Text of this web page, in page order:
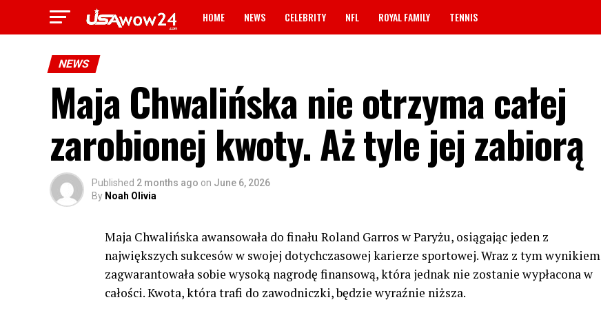
HOME NEWS CELEBRITY NFL ROYAL FAMILY TENNIS
NEWS
Maja Chwalińska nie otrzyma całej
zarobionej kwoty. Aż tyle jej zabiorą
Published 2 months ago on June 6, 2026
By Noah Olivia
Maja Chwalińska awansowała do finału Roland Garros w Paryżu, osiągając jeden z
największych sukcesów w swojej dotychczasowej karierze sportowej. Wraz z tym wynikiem
zagwarantowała sobie wysoką nagrodę finansową, która jednak nie zostanie wypłacona w
całości. Kwota, która trafi do zawodniczki, będzie wyraźnie niższa.